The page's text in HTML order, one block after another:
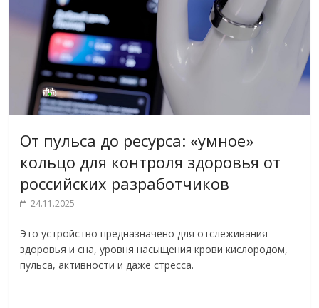
От пульса до ресурса: «умное»
кольцо для контроля здоровья от
российских разработчиков
24.11.2025
Это устройство предназначено для отслеживания
здоровья и сна, уровня насыщения крови кислородом,
пульса, активности и даже стресса.